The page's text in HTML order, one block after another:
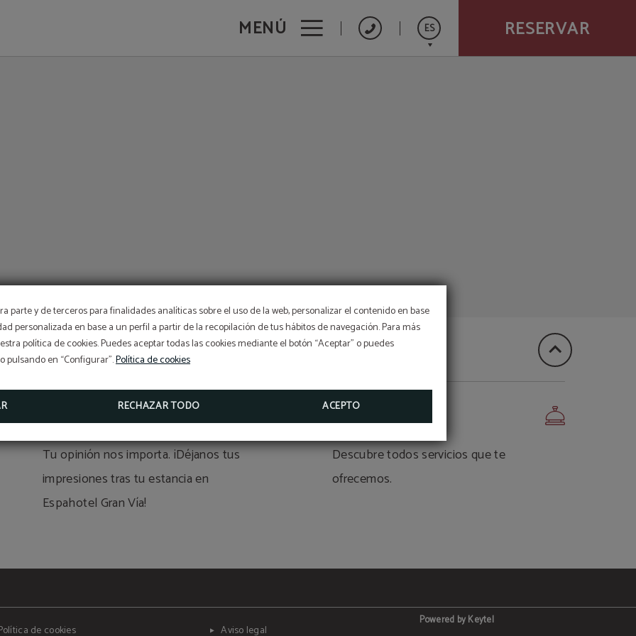
parte y de terceros para finalidades analíticas sobre el uso de la web, personalizar el contenido en base
personalizada en base a un perfil a partir de la recopilación de tus hábitos de navegación. Para más
política de cookies. Puedes aceptar todas las cookies mediante el botón “Aceptar” o puedes
en “Configurar”.Política de cookies
RECHAZAR TODO ACEPTO
MENÚ ES RESERVAR
Tu opinión nos importa. ¡Déjanos tus
impresiones tras tu estancia en
Espahotel Gran Vía!
Descubre todos servicios que te
ofrecemos.
de cookies Aviso legal
Powered by Keytel
INFORMACIÓN
HORARIO RESTAURANTE
Les comunicamos que nuestro restaurante desde el 01/07/26
contratado.